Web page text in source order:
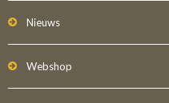
Nieuws
Webshop